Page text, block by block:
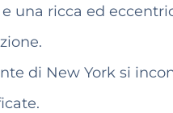
una ricca ed
di New York si